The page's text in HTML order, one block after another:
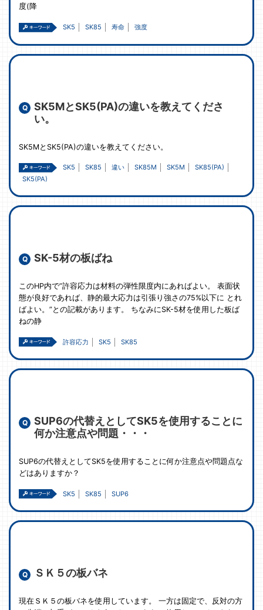
度(降
SK5 SK85 寿命 強度
SK5MとSK5(PA)の違いを教えてくださ
い。
SK5MとSK5(PA)の違いを教えてください。
SK5 SK85 違い SK85M SK5M
SK85(PA)
SK5(PA)
SK-5材の板ばね
このHP内で”許容応力は材料の弾性限度内にあればよい。 表面状
態が良好であれば、静的最大応力は引張り強さの75%以下に とれ
ばよい。”との記載があります。 ちなみにSK-5材を使用した板ば
ねの静
許容応力 SK5 SK85
SUP6の代替えとしてSK5を使用することに
何か注意点や問題・・・
SUP6の代替えとしてSK5を使用することに何か注意点や問題点な
どはありますか？
SK5 SK85 SUP6
ＳＫ５の板バネ
現在ＳＫ５の板バネを使用しています。 一方は固定で、反対の方